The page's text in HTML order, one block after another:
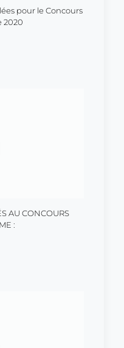
pour le Concours
2020
AU CONCOURS
: